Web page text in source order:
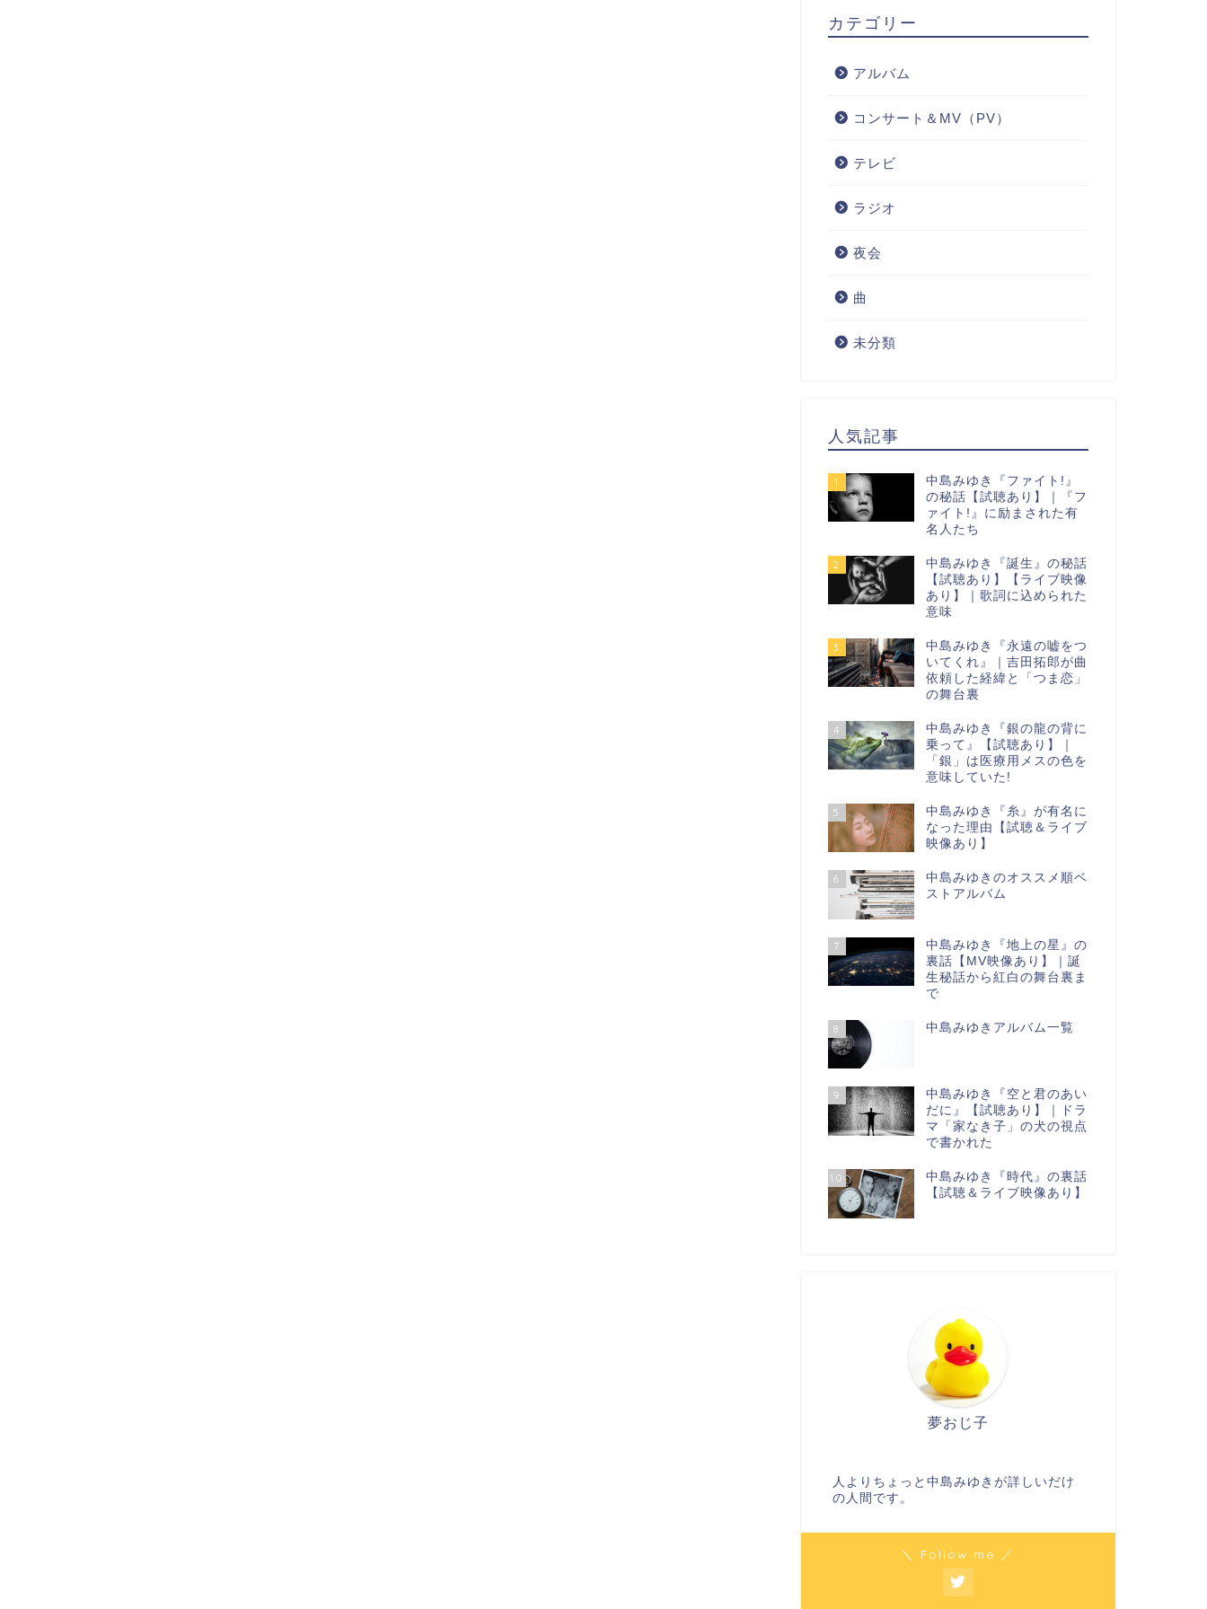
カテゴリー
アルバム
コンサート＆MV（PV）
テレビ
ラジオ
夜会
曲
未分類
人気記事
1
中島みゆき『ファイト!』
の秘話【試聴あり】｜『フ
ァイト!』に励まされた有
名人たち
2
中島みゆき『誕生』の秘話
【試聴あり】【ライブ映像
あり】｜歌詞に込められた
意味
3
中島みゆき『永遠の嘘をつ
いてくれ』｜吉田拓郎が曲
依頼した経緯と「つま恋」
の舞台裏
4
中島みゆき『銀の龍の背に
乗って』【試聴あり】｜
「銀」は医療用メスの色を
意味していた!
5
中島みゆき『糸』が有名に
なった理由【試聴＆ライブ
映像あり】
6
中島みゆきのオススメ順ベ
ストアルバム
7
中島みゆき『地上の星』の
裏話【МV映像あり】｜誕
生秘話から紅白の舞台裏ま
で
8 中島みゆきアルバム一覧
9
中島みゆき『空と君のあい
だに』【試聴あり】｜ドラ
マ「家なき子」の犬の視点
で書かれた
10
中島みゆき『時代』の裏話
【試聴＆ライブ映像あり】
夢おじ子
人よりちょっと中島みゆきが詳しいだけ
の人間です。
＼ Follow me ／